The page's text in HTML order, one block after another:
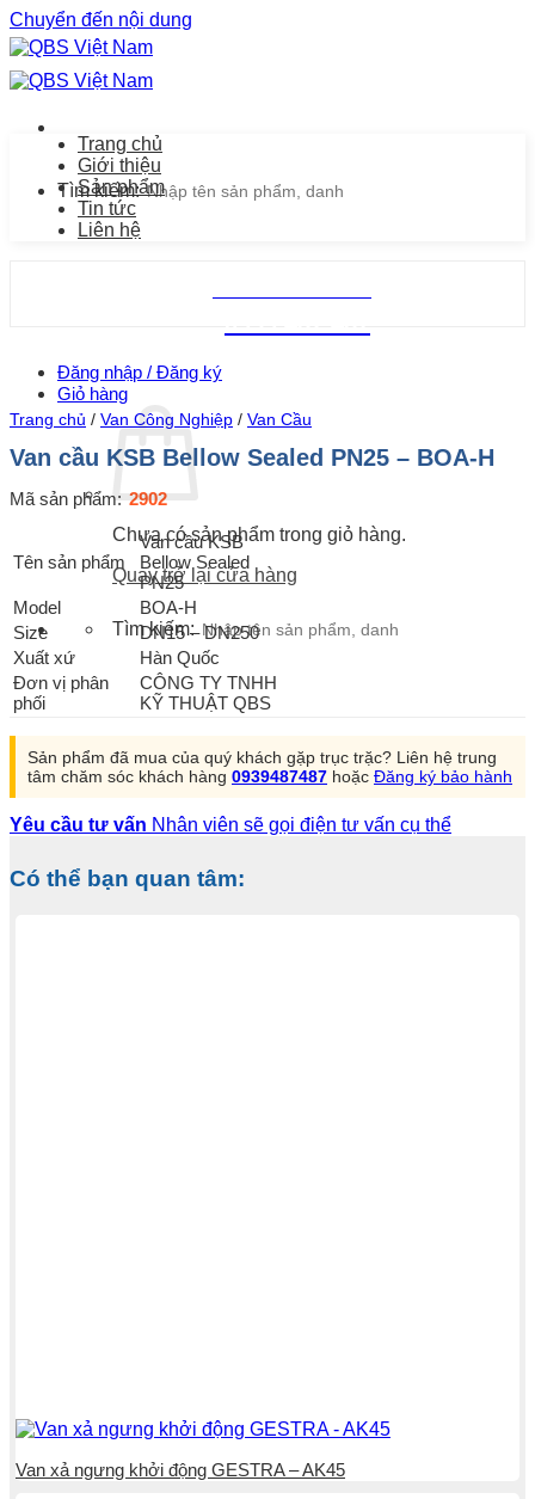
Chuyển đến nội dung
Tìm kiếm:
Đăng nhập / Đăng ký
Giỏ hàng
Chưa có sản phẩm trong giỏ hàng.
Quay trở lại cửa hàng
Tìm kiếm:
Trang chủ
Giới thiệu
Sản phẩm
Tin tức
Liên hệ
Trang chủ / Van Công Nghiệp / Van Cầu
Van cầu KSB Bellow Sealed PN25 – BOA-H
Mã sản phẩm: 2902
Tên sản phẩm
Van cầu KSB
Bellow Sealed
PN25
Model
BOA-H
Size
DN15 – DN250
Xuất xứ
Hàn Quốc
Đơn vị phân
phối
CÔNG TY TNHH
KỸ THUẬT QBS
Sản phẩm đã mua của quý khách gặp trục trặc? Liên hệ trung
tâm chăm sóc khách hàng 0939487487 hoặc Đăng ký bảo hành
Yêu cầu tư vấn Nhân viên sẽ gọi điện tư vấn cụ thể
Có thể bạn quan tâm:
Van xả ngưng khởi động GESTRA – AK45